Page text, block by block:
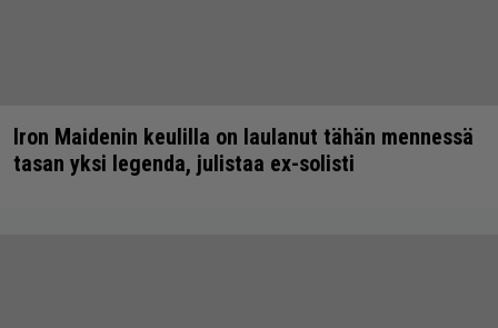
Iron Maidenin keulilla on laulanut tähän mennessä
tasan yksi legenda, julistaa ex-solisti